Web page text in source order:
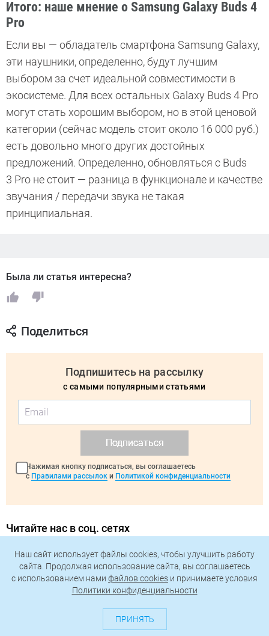
Итого: наше мнение о Samsung Galaxy Buds 4
Pro
Если вы — обладатель смартфона Samsung Galaxy,
эти наушники, определенно, будут лучшим
выбором за счет идеальной совместимости в
экосистеме. Для всех остальных Galaxy Buds 4 Pro
могут стать хорошим выбором, но в этой ценовой
категории (сейчас модель стоит около 16 000 руб.)
есть довольно много других достойных
предложений. Определенно, обновляться с Buds
3 Pro не стоит — разница в функционале и качестве
звучания / передачи звука не такая
принципиальная.
Была ли статья интересна?
Поделиться
Подпишитесь на рассылку
с самыми популярными статьями
Подписаться
Нажимая кнопку подписаться, вы соглашаетесь
с Правилами рассылок и Политикой конфиденциальности
Читайте нас в соц. сетях
Telegram Одноклассники
ВКонтакте Дзен
Наш сайт использует файлы cookies, чтобы улучшить работу
сайта. Продолжая использование сайта, вы соглашаетесь
c использованием нами файлов cookies и принимаете условия
Политики конфиденциальности
ПРИНЯТЬ